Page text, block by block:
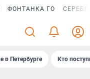
ФОНТАНКА ГО
в Петербурге Кто